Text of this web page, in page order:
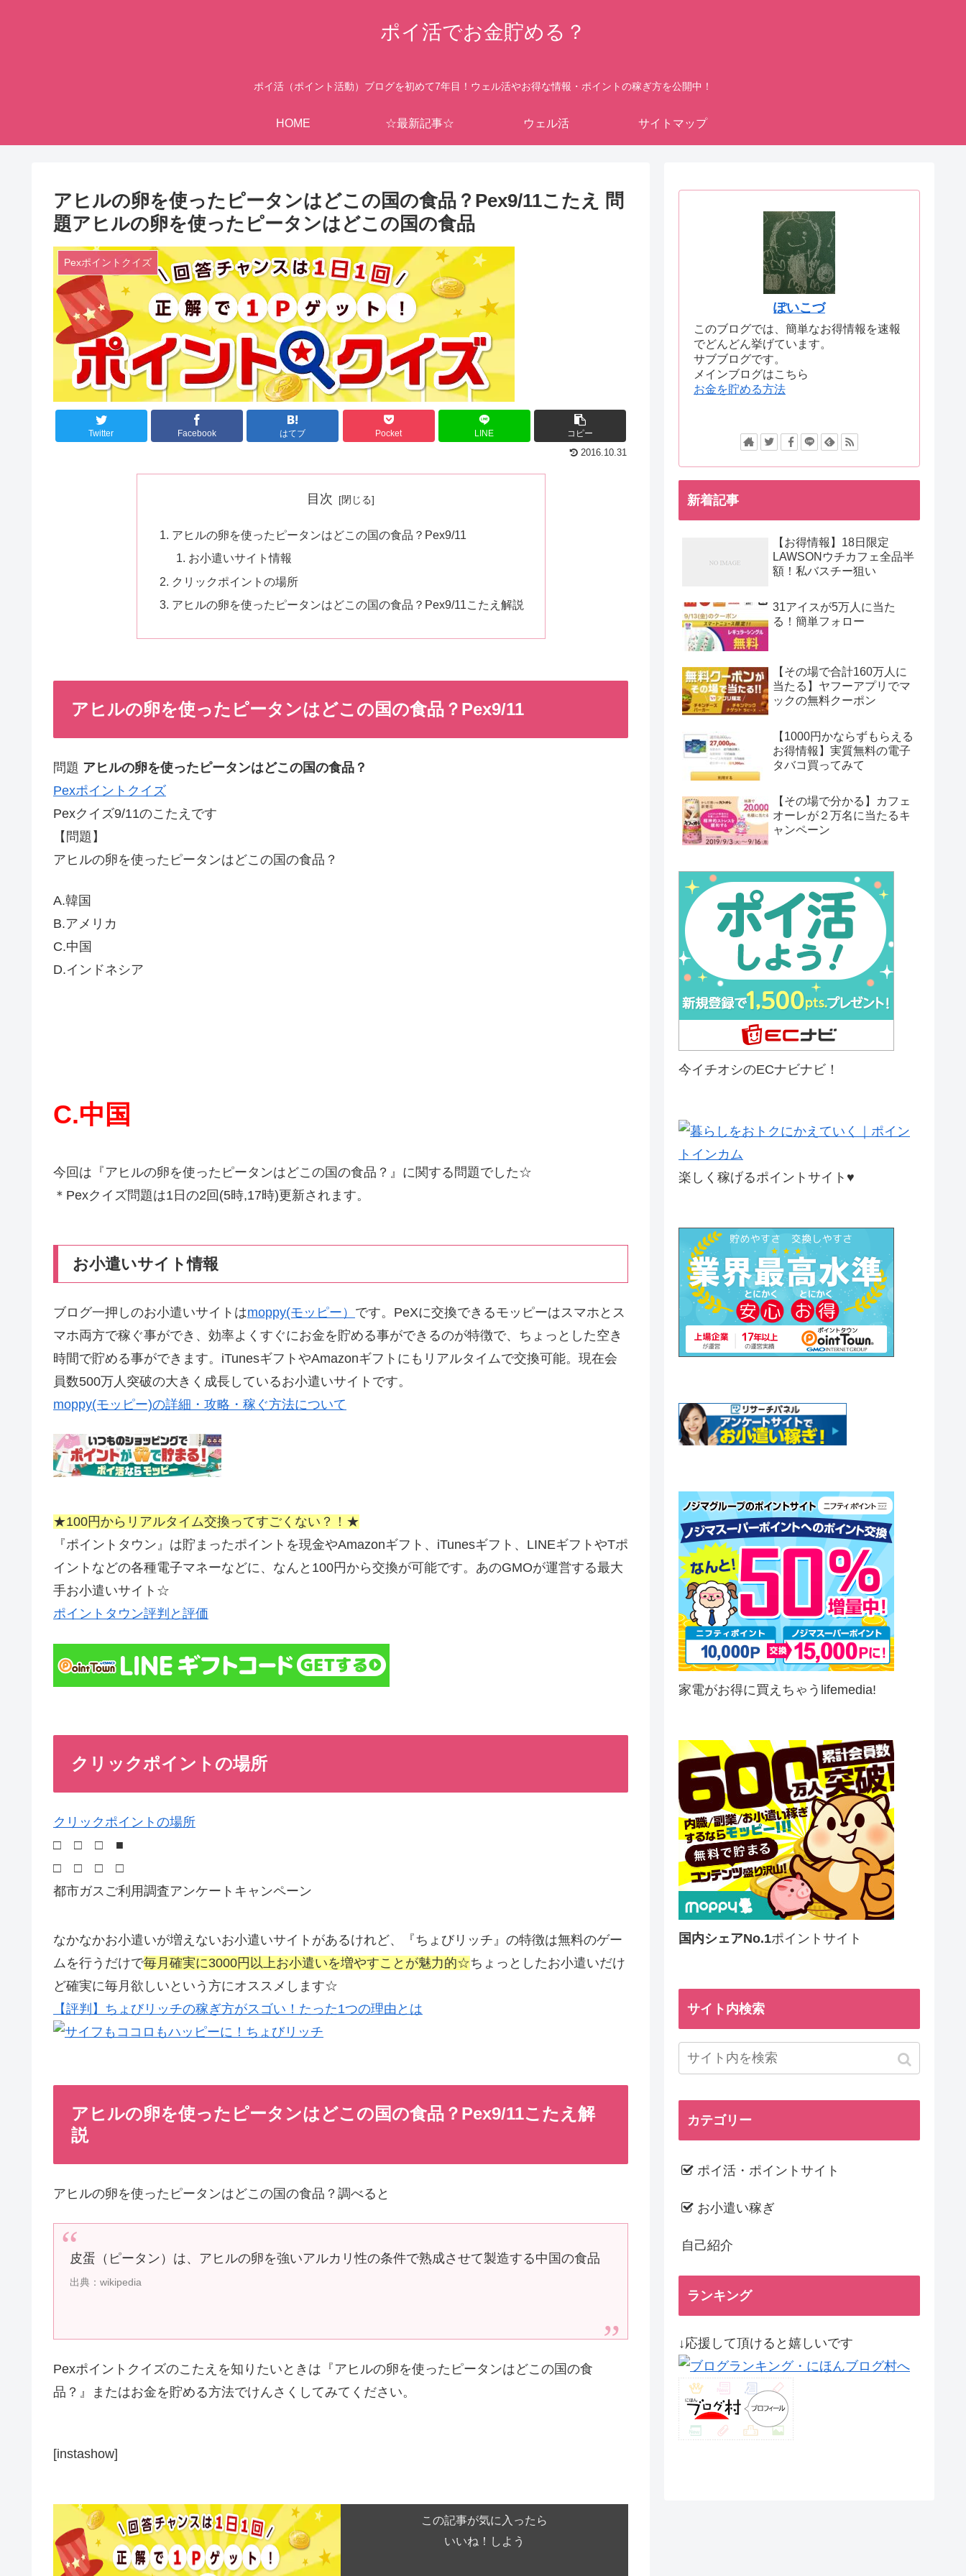
ポイ活でお金貯める？
ポイ活（ポイント活動）ブログを初めて7年目！ウェル活やお得な情報・ポイントの稼ぎ方を公開中！
HOME ☆最新記事☆ ウェル活 サイトマップ
アヒルの卵を使ったピータンはどこの国の食品？Pex9/11こたえ 問
題アヒルの卵を使ったピータンはどこの国の食品
Pexポイントクイズ
Twitter Facebook はてブ Pocket LINE
コピー
2016.10.31
目次
アヒルの卵を使ったピータンはどこの国の食品？Pex9/11
お小遣いサイト情報
クリックポイントの場所
アヒルの卵を使ったピータンはどこの国の食品？Pex9/11こたえ解説
アヒルの卵を使ったピータンはどこの国の食品？Pex9/11
問題 アヒルの卵を使ったピータンはどこの国の食品？
Pexポイントクイズ
Pexクイズ9/11のこたえです
【問題】
アヒルの卵を使ったピータンはどこの国の食品？
A.韓国
B.アメリカ
C.中国
D.インドネシア
C.中国
今回は『アヒルの卵を使ったピータンはどこの国の食品？』に関する問題でした☆
＊Pexクイズ問題は1日の2回(5時,17時)更新されます。
お小遣いサイト情報
ブログ一押しのお小遣いサイトはmoppy(モッピー） です。PeXに交換できるモッピーはスマホとス
マホ両方で稼ぐ事ができ、効率よくすぐにお金を貯める事ができるのが特徴で、ちょっとした空き
時間で貯める事ができます。iTunesギフトやAmazonギフトにもリアルタイムで交換可能。現在会
員数500万人突破の大きく成長しているお小遣いサイトです。
moppy(モッピー)の詳細・攻略・稼ぐ方法について
★100円からリアルタイム交換ってすごくない？！★
『ポイントタウン』は貯まったポイントを現金やAmazonギフト、iTunesギフト、LINEギフトやTポ
イントなどの各種電子マネーなどに、なんと100円から交換が可能です。あのGMOが運営する最大
手お小遣いサイト☆
ポイントタウン評判と評価
クリックポイントの場所
クリックポイントの場所
□ □ □ ■
□ □ □ □
都市ガスご利用調査アンケートキャンペーン
なかなかお小遣いが増えないお小遣いサイトがあるけれど、『ちょびリッチ』の特徴は無料のゲー
ムを行うだけで毎月確実に3000円以上お小遣いを増やすことが魅力的☆ちょっとしたお小遣いだけ
ど確実に毎月欲しいという方にオススメします☆
【評判】ちょびリッチの稼ぎ方がスゴい！たった1つの理由とは
アヒルの卵を使ったピータンはどこの国の食品？Pex9/11こたえ解
説
アヒルの卵を使ったピータンはどこの国の食品？調べると
皮蛋（ピータン）は、アヒルの卵を強いアルカリ性の条件で熟成させて製造する中国の食品
出典：wikipedia
Pexポイントクイズのこたえを知りたいときは『アヒルの卵を使ったピータンはどこの国の食
品？』またはお金を貯める方法でけんさくしてみてください。
[instashow]
この記事が気に入ったら
いいね！しよう
ぽいこづ
このブログでは、簡単なお得情報を速報
でどんどん挙げています。
サブブログです。
メインブログはこちら
お金を貯める方法
新着記事
【お得情報】18日限定
LAWSONウチカフェ全品半
額！私バスチー狙い
31アイスが5万人に当た
る！簡単フォロー
【その場で合計160万人に
当たる】ヤフーアプリでマ
ックの無料クーポン
【1000円かならずもらえる
お得情報】実質無料の電子
タバコ買ってみて
【その場で分かる】カフェ
オーレが２万名に当たるキ
ャンペーン
今イチオシのECナビナビ！
楽しく稼げるポイントサイト♥
家電がお得に買えちゃうlifemedia!
国内シェアNo.1ポイントサイト
サイト内検索
カテゴリー
ポイ活・ポイントサイト
お小遣い稼ぎ
自己紹介
ランキング
↓応援して頂けると嬉しいです